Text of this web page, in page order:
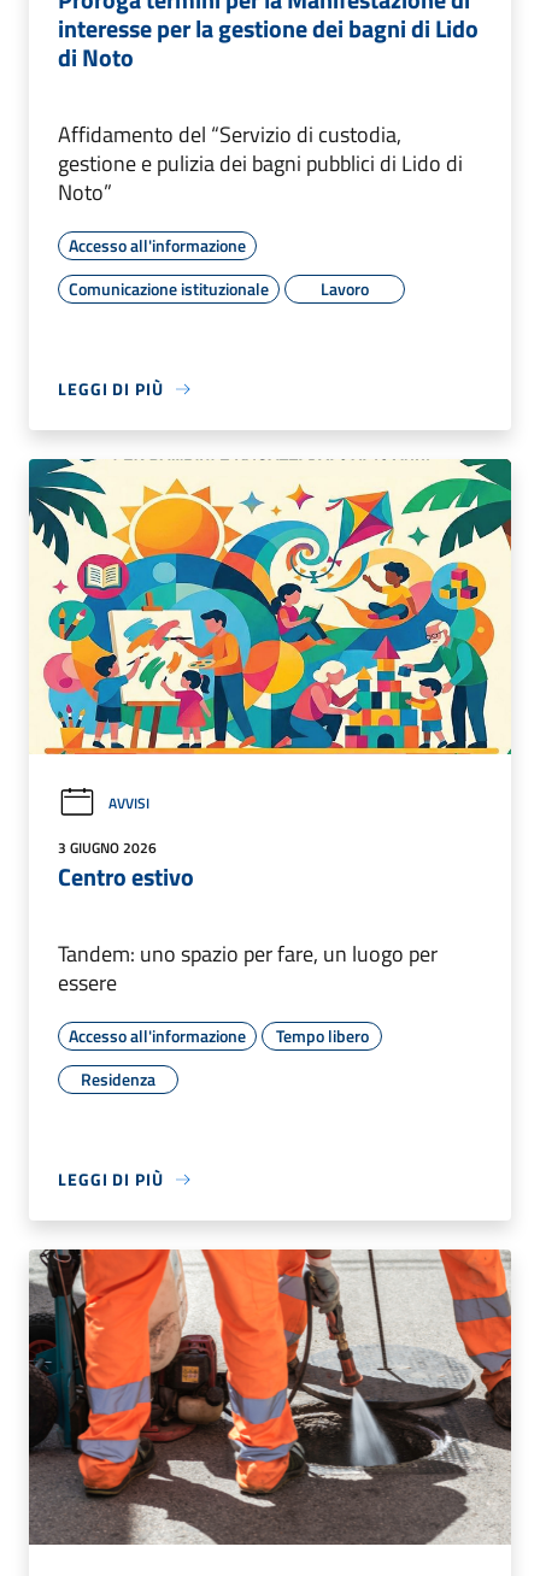
interesse per la gestione dei bagni di Lido
di Noto
Affidamento del “Servizio di custodia,
gestione e pulizia dei bagni pubblici di Lido di
Noto”
Accesso all'informazione
Comunicazione istituzionale
Lavoro
LEGGI DI PIÙ
AVVISI
3 GIUGNO 2026
Centro estivo
Tandem: uno spazio per fare, un luogo per
essere
Accesso all'informazione
Tempo libero
Residenza
LEGGI DI PIÙ